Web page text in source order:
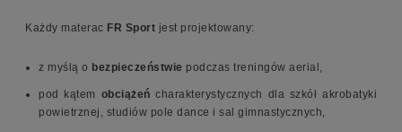
Każdy materac FR Sport jest projektowany:
z myślą o bezpieczeństwie podczas treningów aerial,
pod kątem obciążeń charakterystycznych dla szkół akrobatyki
powietrznej, studiów pole dance i sal gimnastycznych,